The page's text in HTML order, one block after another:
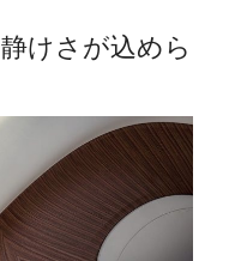
けさが込めら